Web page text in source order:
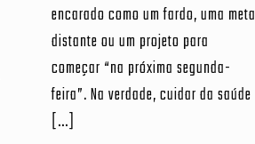
encarado como um fardo, uma meta
distante ou um projeto para
começar “na próxima segunda-
feira”. Na verdade, cuidar da saúde
[…]